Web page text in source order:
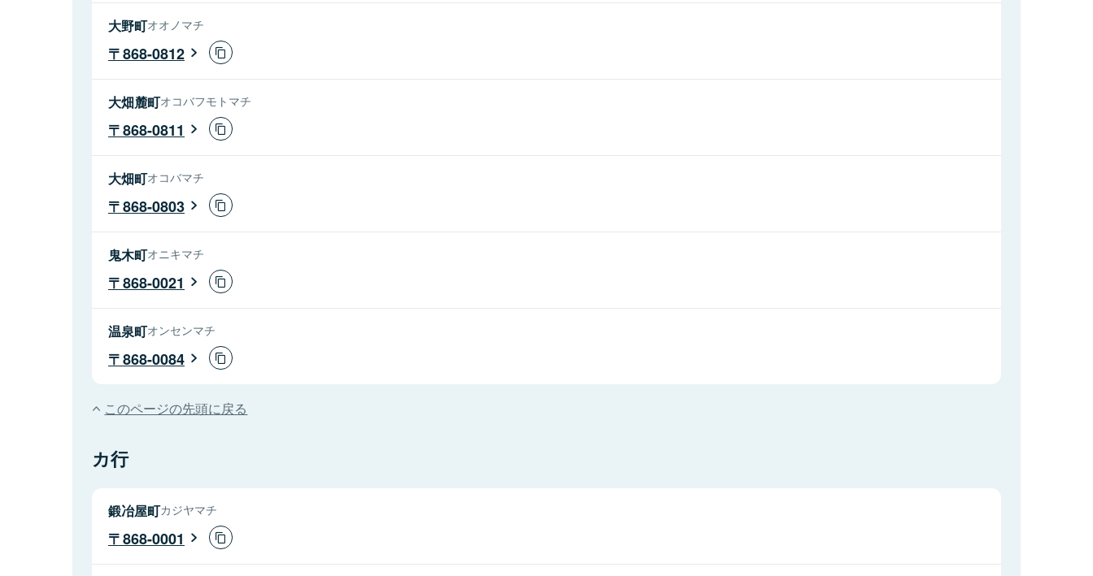
大野町オオノマチ
868-0812
大畑麓町オコバフモトマチ
868-0811
大畑町オコバマチ
868-0803
鬼木町オニキマチ
868-0021
温泉町オンセンマチ
868-0084
このページの先頭に戻る
カ行
鍛冶屋町カジヤマチ
868-0001